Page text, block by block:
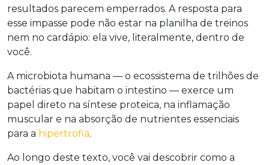
resultados parecem emperrados. A resposta para
esse impasse pode não estar na planilha de treinos
nem no cardápio: ela vive, literalmente, dentro de
você.
A microbiota humana — o ecossistema de trilhões de
bactérias que habitam o intestino — exerce um
papel direto na síntese proteica, na inflamação
muscular e na absorção de nutrientes essenciais
para a hipertrofia.
Ao longo deste texto, você vai descobrir como a